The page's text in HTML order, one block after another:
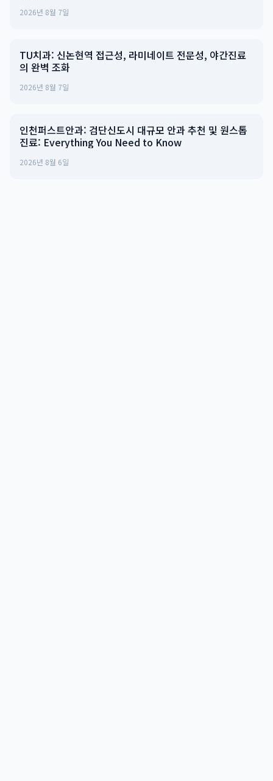
2026년 8월 7일
TU치과: 신논현역 접근성, 라미네이트 전문성, 야간진료
의 완벽 조화
2026년 8월 7일
인천퍼스트안과: 검단신도시 대규모 안과 추천 및 원스톱
진료: Everything You Need to Know
2026년 8월 6일